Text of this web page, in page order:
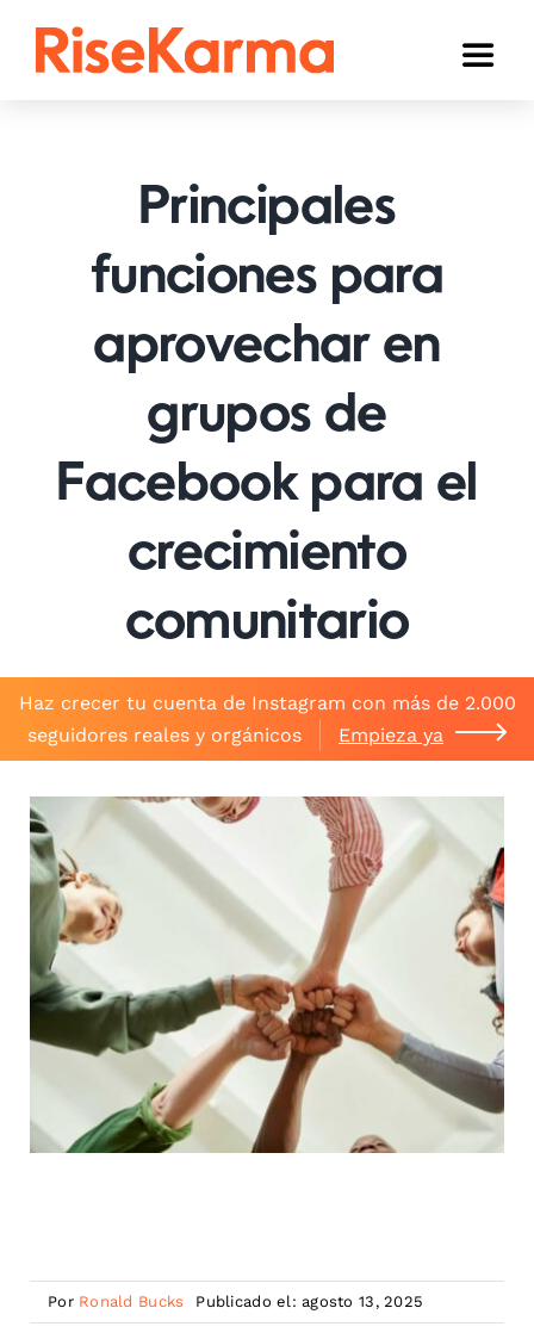
Toggle
Facebook
Twitter (𝕏)
Carrito
Principales
funciones para
aprovechar en
grupos de
Facebook para el
crecimiento
comunitario
Haz crecer tu cuenta de Instagram con más de 2.000
seguidores reales y orgánicos
Empieza ya
Por Ronald Bucks Publicado el: agosto 13, 2025